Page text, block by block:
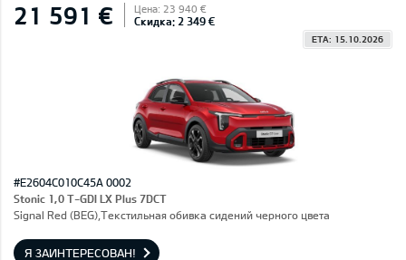
21 591 € Цена: 23 940 €
Скидка: 2 349 €
ETA: 15.10.2026
#E2604C010C45A 0002
Stonic 1,0 T-GDI LX Plus 7DCT
Signal Red (BEG),Текстильная обивка сидений черного цвета
Я ЗАИНТЕРЕСОВАН!